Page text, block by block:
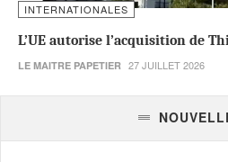
INTERNATIONALES
L’UE autorise l’acquisition de
LE MAITRE PAPETIER 27 JUILLET 2026